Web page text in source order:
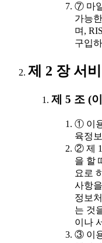
⑦ 마
가능
며,
구입
제 2 장 서
제 5 조 (
① 이
육정
② 제 1
을 할
요로
사항
정보
는 것
이나
③ 이